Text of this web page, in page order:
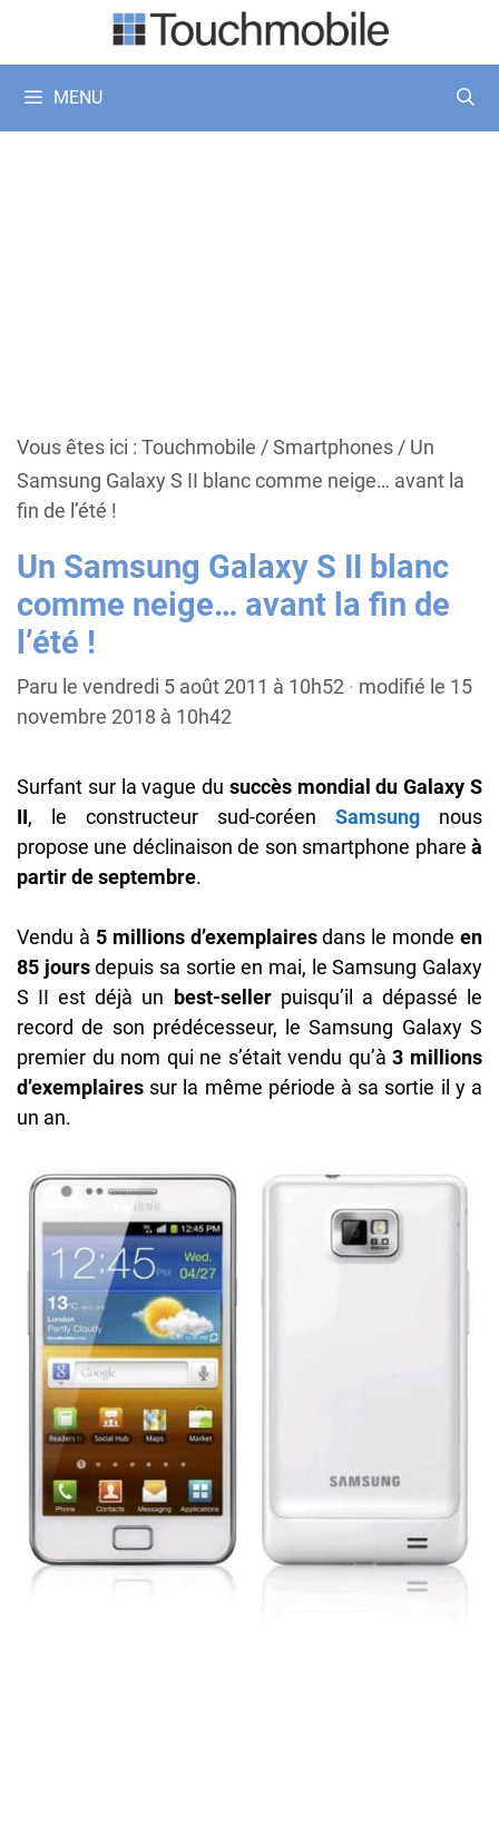
MENU
Vous êtes ici : Touchmobile /Smartphones/ Un
Samsung Galaxy S II blanc comme neige… avant la
fin de l’été !
Un Samsung Galaxy S II blanc
comme neige… avant la fin de
l’été !
Paru le vendredi 5 août 2011 à 10h52 · modifié le 15
novembre 2018 à 10h42
Surfant sur la vague du succès mondial du Galaxy S
II, le constructeur sud-coréen Samsung nous
propose une déclinaison de son smartphone phare à
partir de septembre.
Vendu à 5 millions d’exemplairesdans le monde en
85 joursdepuis sa sortie en mai, le Samsung Galaxy
S II est déjà un
best-sellerpuisqu’il a dépassé le
record de son prédécesseur, le Samsung Galaxy S
premier du nom qui ne s’était vendu qu’à3 millions
d’exemplaires sur la même période à sa sortie il y a
un an.